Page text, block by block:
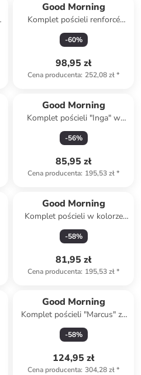
Good Morning
Komplet pościeli renforcé
"Vesper" w kolorze kremowo-
szarym
-60%
98,95 zł
Cena producenta: 252,08 zł*
Good Morning
Komplet pościeli "Inga" w
kolorze zielonym ze wzorem
-56%
85,95 zł
Cena producenta: 195,53 zł*
Good Morning
Komplet pościeli w kolorze
biało-czarnym
-58%
81,95 zł
Cena producenta: 195,53 zł*
Good Morning
Komplet pościeli "Marcus" ze
wzorem
-58%
124,95 zł
Cena producenta: 304,28 zł*